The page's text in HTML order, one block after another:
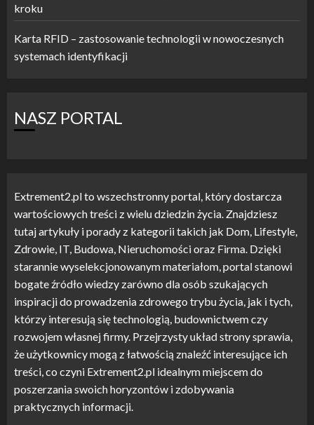
kroku
Karta RFID – zastosowanie technologii w nowoczesnych
systemach identyfikacji
NASZ PORTAL
Extrement2.pl to wszechstronny portal, który dostarcza
wartościowych treści z wielu dziedzin życia. Znajdziesz
tutaj artykuły i porady z kategorii takich jak Dom, Lifestyle,
Zdrowie, IT, Budowa, Nieruchomości oraz Firma. Dzięki
starannie wyselekcjonowanym materiałom, portal stanowi
bogate źródło wiedzy zarówno dla osób szukających
inspiracji do prowadzenia zdrowego trybu życia, jak i tych,
którzy interesują się technologią, budownictwem czy
rozwojem własnej firmy. Przejrzysty układ strony sprawia,
że użytkownicy mogą z łatwością znaleźć interesujące ich
treści, co czyni Extrement2.pl idealnym miejscem do
poszerzania swoich horyzontów i zdobywania
praktycznych informacji.